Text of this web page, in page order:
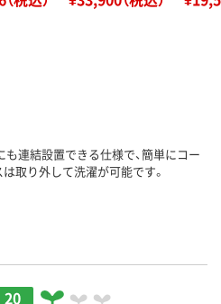
連結設置できる仕様で、簡単にコー
取り外して洗濯が可能です。
20